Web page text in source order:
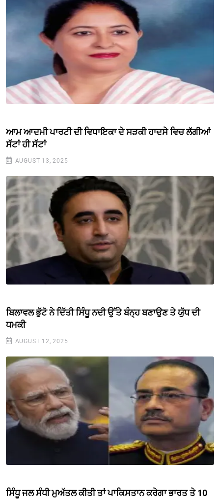
ਆਮ ਆਦਮੀ ਪਾਰਟੀ ਦੀ ਵਿਧਾਇਕਾ ਦੇ ਸੜਕੀ ਹਾਦਸੇ ਵਿਚ ਲੱਗੀਆਂ
ਸੱਟਾਂ ਹੀ ਸੱਟਾਂ
AUGUST 13, 2025
ਬਿਲਾਵਲ ਭੁੱਟੋ ਨੇ ਦਿੱਤੀ ਸਿੰਧੂ ਨਦੀ ਉੱਤੇ ਬੰਨ੍ਹ ਬਣਾਉਣ ਤੇ ਯੁੱਧ ਦੀ
ਧਮਕੀ
AUGUST 12, 2025
ਸਿੰਧੂ ਜਲ ਸੰਧੀ ਮੁਅੱਤਲ ਕੀਤੀ ਤਾਂ ਪਾਕਿਸਤਾਨ ਕਰੇਗਾ ਭਾਰਤ ਤੇ 10